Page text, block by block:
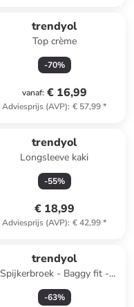
trendyol
Top crème
-70%
vanaf: € 16,99
Adviesprijs (AVP): € 57,99*
trendyol
Longsleeve kaki
-55%
€ 18,99
Adviesprijs (AVP): € 42,99*
trendyol
Spijkerbroek - Baggy fit -
blauw
-63%